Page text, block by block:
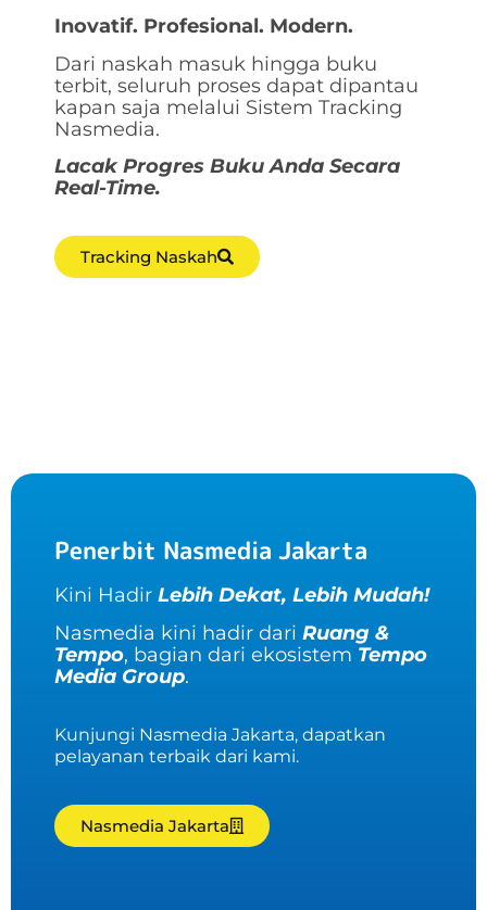
Inovatif. Profesional. Modern.
Dari naskah masuk hingga buku
terbit, seluruh proses dapat dipantau
kapan saja melalui Sistem Tracking
Nasmedia.
Lacak Progres Buku Anda Secara
Real-Time.
Tracking Naskah
Penerbit Nasmedia Jakarta
Kini Hadir Lebih Dekat, Lebih Mudah!
Nasmedia kini hadir dari Ruang &
Tempo, bagian dari ekosistem Tempo
Media Group.
Kunjungi Nasmedia Jakarta, dapatkan
pelayanan terbaik dari kami.
Nasmedia Jakarta